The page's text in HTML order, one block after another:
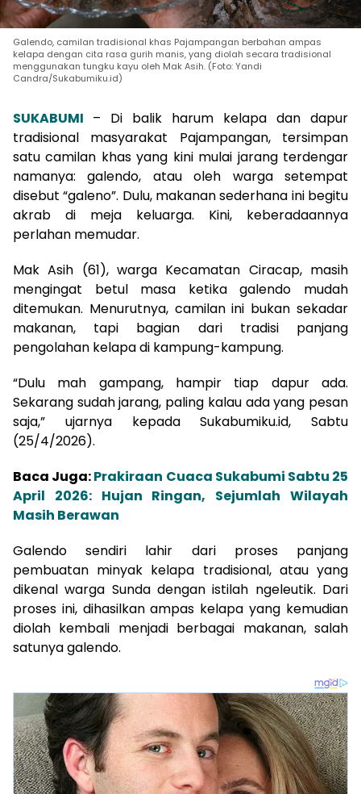
Galendo, camilan tradisional khas Pajampangan berbahan ampas
kelapa dengan cita rasa gurih manis, yang diolah secara tradisional
menggunakan tungku kayu oleh Mak Asih. (Foto: Yandi
Candra/Sukabumiku.id)
SUKABUMI – Di balik harum kelapa dan dapur
tradisional masyarakat Pajampangan, tersimpan
satu camilan khas yang kini mulai jarang terdengar
namanya: galendo, atau oleh warga setempat
disebut “galeno”. Dulu, makanan sederhana ini begitu
akrab di meja keluarga. Kini, keberadaannya
perlahan memudar.
Mak Asih (61), warga Kecamatan Ciracap, masih
mengingat betul masa ketika galendo mudah
ditemukan. Menurutnya, camilan ini bukan sekadar
makanan, tapi bagian dari tradisi panjang
pengolahan kelapa di kampung-kampung.
“Dulu mah gampang, hampir tiap dapur ada.
Sekarang sudah jarang, paling kalau ada yang pesan
saja,” ujarnya kepada Sukabumiku.id, Sabtu
(25/4/2026).
Baca Juga:Prakiraan Cuaca Sukabumi Sabtu 25
April 2026: Hujan Ringan, Sejumlah Wilayah
Masih Berawan
Galendo sendiri lahir dari proses panjang
pembuatan minyak kelapa tradisional, atau yang
dikenal warga Sunda dengan istilah ngeleutik. Dari
proses ini, dihasilkan ampas kelapa yang kemudian
diolah kembali menjadi berbagai makanan, salah
satunya galendo.